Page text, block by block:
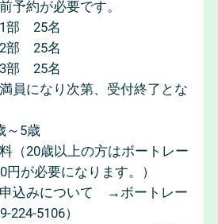
が必要です。
25名
名
名
次第、受付終了とな
～5歳
20歳以上の方はボートレー
が必要になります。）
申込みについて →ボートレー
224-5106）